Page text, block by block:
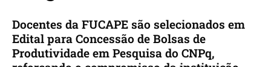
Docentes da FUCAPE são selecionados em
Edital para Concessão de Bolsas de
Produtividade em Pesquisa do CNPq,